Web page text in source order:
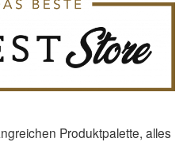
Produktpalette, alles